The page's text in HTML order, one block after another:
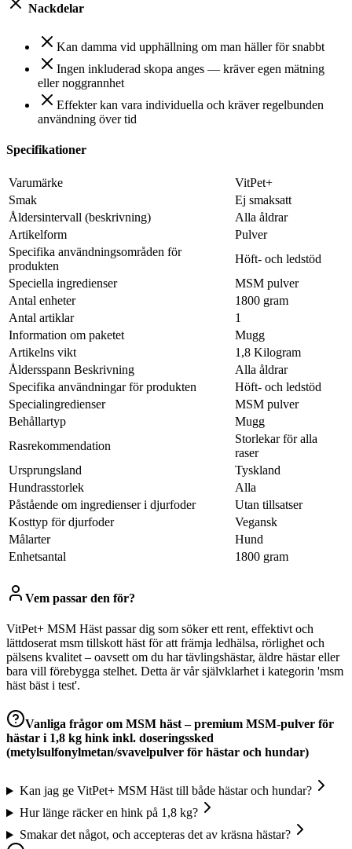
Nackdelar
Kan damma vid upphällning om man häller för snabbt
Ingen inkluderad skopa anges — kräver egen mätning
eller noggrannhet
Effekter kan vara individuella och kräver regelbunden
användning över tid
Specifikationer
Varumärke
VitPet+
Smak
Ej smaksatt
Åldersintervall (beskrivning)
Alla åldrar
Artikelform
Pulver
Specifika användningsområden för
produkten
Höft- och ledstöd
Speciella ingredienser
MSM pulver
Antal enheter
1800 gram
Antal artiklar
1
Information om paketet
Mugg
Artikelns vikt
1,8 Kilogram
Åldersspann Beskrivning
Alla åldrar
Specifika användningar för produkten
Höft- och ledstöd
Specialingredienser
MSM pulver
Behållartyp
Mugg
Rasrekommendation
Storlekar för alla
raser
Ursprungsland
Tyskland
Hundrasstorlek
Alla
Påstående om ingredienser i djurfoder
Utan tillsatser
Kosttyp för djurfoder
Vegansk
Målarter
Hund
Enhetsantal
1800 gram
Vem passar den för?
VitPet+ MSM Häst passar dig som söker ett rent, effektivt och
lättdoserat msm tillskott häst för att främja ledhälsa, rörlighet och
pälsens kvalitet – oavsett om du har tävlingshästar, äldre hästar eller
bara vill förebygga stelhet. Detta är vår självklarhet i kategorin 'msm
häst bäst i test'.
Vanliga frågor om MSM häst – premium MSM-pulver för
hästar i 1,8 kg hink inkl. doseringssked
(metylsulfonylmetan/svavelpulver för hästar och hundar)
Kan jag ge VitPet+ MSM Häst till både hästar och hundar?
Hur länge räcker en hink på 1,8 kg?
Smakar det något, och accepteras det av kräsna hästar?